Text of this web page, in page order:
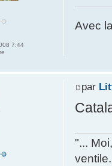
Avec
7:44
par
"...